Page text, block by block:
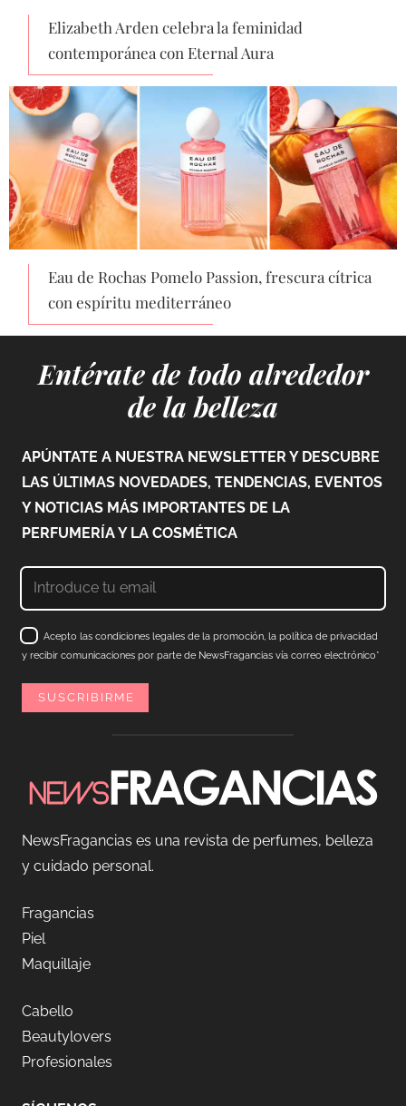
Elizabeth Arden celebra la feminidad
contemporánea con Eternal Aura
Eau de Rochas Pomelo Passion, frescura cítrica
con espíritu mediterráneo
Entérate de todo alrededor
de la belleza
APÚNTATE A NUESTRA NEWSLETTER Y DESCUBRE
LAS ÚLTIMAS NOVEDADES, TENDENCIAS, EVENTOS
Y NOTICIAS MÁS IMPORTANTES DE LA
PERFUMERÍA Y LA COSMÉTICA
Acepto las condiciones legales de la promoción, la política de privacidad
y recibir comunicaciones por parte de NewsFragancias vía correo electrónico*
NewsFragancias es una revista de perfumes, belleza
y cuidado personal.
Fragancias
Piel
Maquillaje
Cabello
Beautylovers
Profesionales